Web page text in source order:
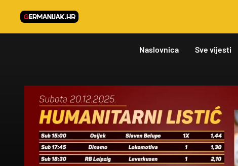
Naslovnica Sve vijesti